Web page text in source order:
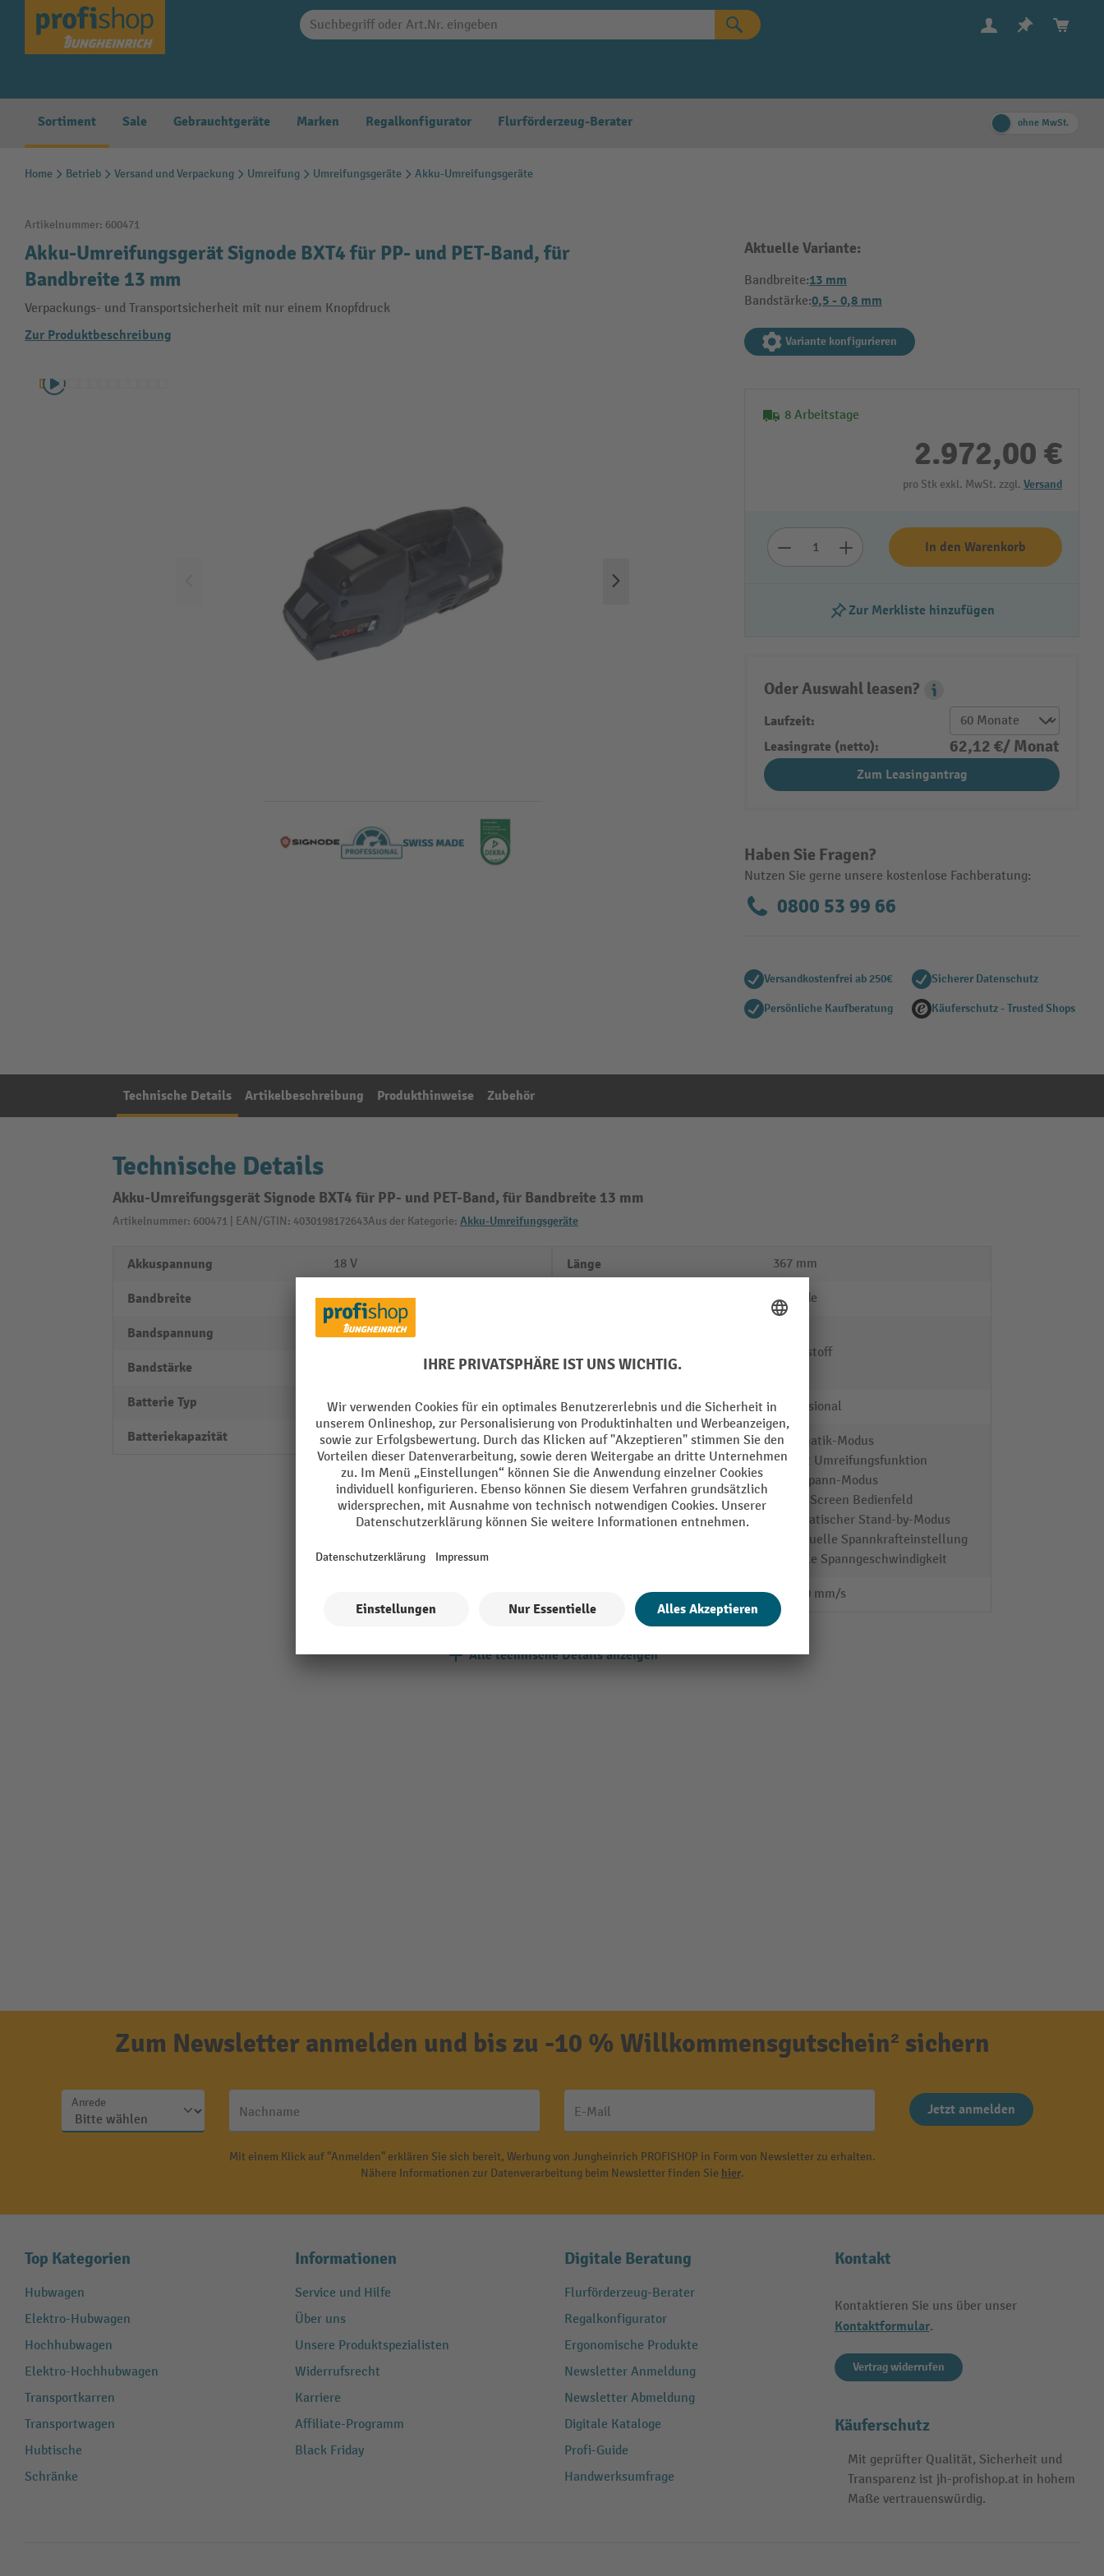
Zur Hauptnavigation springen
Sortiment Sale Gebrauchtgeräte Marken Regalkonfigurator Flurförderzeug-Berater ohne MwSt.
Home Betrieb Versand und Verpackung Umreifung Umreifungsgeräte Akku-Umreifungsgeräte
Artikelnummer: 600471
Akku-Umreifungsgerät Signode BXT4 für PP- und PET-Band, für
Bandbreite 13 mm
Verpackungs- und Transportsicherheit mit nur einem Knopfdruck
Zur Produktbeschreibung
Aktuelle Variante:
Bandbreite:13 mm
Bandstärke:0,5 - 0,8 mm
Variante konfigurieren
8 Arbeitstage
2.972,00 €
pro Stk exkl. MwSt. zzgl. Versand
In den Warenkorb
Zur Merkliste hinzufügen
Haben Sie Fragen?
Nutzen Sie gerne unsere kostenlose Fachberatung:
0800 53 99 66
Oder Auswahl leasen?
Leasing Popover
Laufzeit:
Leasingrate (netto):
62,12 €/ Monat
Zum Leasingantrag
Versandkostenfrei ab 250€ Sicherer Datenschutz
Persönliche Kaufberatung Käuferschutz - Trusted Shops
Technische Details Artikelbeschreibung Produkthinweise Zubehör
Technische Details
Akku-Umreifungsgerät Signode BXT4 für PP- und PET-Band, für Bandbreite 13 mm
Artikelnummer: 600471 | EAN/GTIN: 4030198172643Aus der Kategorie: Akku-Umreifungsgeräte
Akkuspannung 18 V
Bandbreite 13 mm
Bandspannung 150 - 1200 N
Bandstärke
Batterie Typ Bosch LI-Ion 18 V, 4,0 AH
Batteriekapazität 4,0 Ah/per unit
Länge 367 mm
Signode
Kunststoff
Segment Professional
Spann- und Verschlussgeräte
Funktionen
Automatik-Modus
Favorit Umreifungsfunktion
Soft-Spann-Modus
Touch Screen Bedienfeld
automatischer Stand-by-Modus
individuelle Spannkrafteinstellung
variable Spanngeschwindigkeit
Spanngeschwindigkeit 0 - 180 mm/s
Alle technische Details anzeigen
Zum Newsletter anmelden und bis zu -10 % Willkommensgutschein² sichern
Anrede
Nachname E-Mail Jetzt anmelden
Mit einem Klick auf "Anmelden" erklären Sie sich bereit, Werbung von Jungheinrich PROFISHOP in Form von Newsletter zu erhalten.
Nähere Informationen zur Datenverarbeitung beim Newsletter finden Sie hier.
Top Kategorien
Hubwagen
Elektro-Hubwagen
Hochhubwagen
Elektro-Hochhubwagen
Transportkarren
Transportwagen
Hubtische
Schränke
Informationen
Service und Hilfe
Über uns
Unsere Produktspezialisten
Widerrufsrecht
Karriere
Affiliate-Programm
Black Friday
Digitale Beratung
Flurförderzeug-Berater
Regalkonfigurator
Ergonomische Produkte
Newsletter Anmeldung
Newsletter Abmeldung
Digitale Kataloge
Profi-Guide
Handwerksumfrage
Kontakt
Kontaktieren Sie uns über unser
Kontaktformular.
Vertrag widerrufen
Käuferschutz
Mit geprüfter Qualität, Sicherheit und
Transparenz ist jh-profishop.at in hohem
Maße vertrauenswürdig.